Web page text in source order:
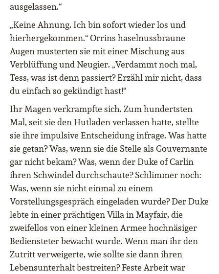
ausgelassen.“
„Keine Ahnung. Ich bin sofort wieder los und
hierhergekommen.“ Orrins haselnussbraune
Augen musterten sie mit einer Mischung aus
Verblüffung und Neugier. „Verdammt noch mal,
Tess, was ist denn passiert? Erzähl mir nicht, dass
du einfach so gekündigt hast!“
Ihr Magen verkrampfte sich. Zum hundertsten
Mal, seit sie den Hutladen verlassen hatte, stellte
sie ihre impulsive Entscheidung infrage. Was hatte
sie getan? Was, wenn sie die Stelle als Gouvernante
gar nicht bekam? Was, wenn der Duke of Carlin
ihren Schwindel durchschaute? Schlimmer noch:
Was, wenn sie nicht einmal zu einem
Vorstellungsgespräch eingeladen wurde? Der Duke
lebte in einer prächtigen Villa in Mayfair, die
zweifellos von einer kleinen Armee hochnäsiger
Bediensteter bewacht wurde. Wenn man ihr den
Zutritt verweigerte, wie sollte sie dann ihren
Lebensunterhalt bestreiten? Feste Arbeit war